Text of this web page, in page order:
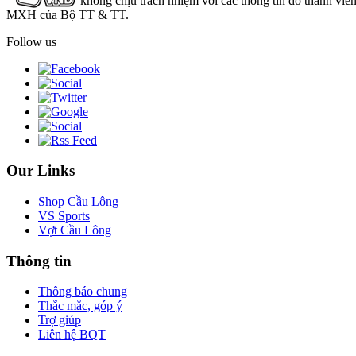
MXH của Bộ TT & TT.
Follow us
Our Links
Shop Cầu Lông
VS Sports
Vợt Cầu Lông
Thông tin
Thông báo chung
Thắc mắc, góp ý
Trợ giúp
Liên hệ BQT